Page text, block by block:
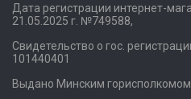
Дата регистрации интернет-
21.05.2025 г. №749588,
Свидетельство о гос.
101440401
Выдано Минским горисполкомом